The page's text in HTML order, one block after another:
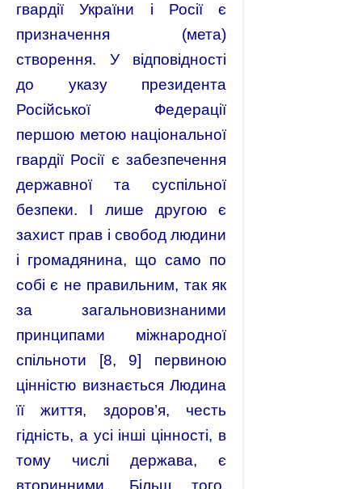
гвардії України і Росії є
призначення (мета)
створення. У відповідності
до указу президента
Російської Федерації
першою метою національної
гвардії Росії є забезпечення
державної та суспільної
безпеки. І лише другою є
захист прав і свобод людини
і громадянина, що само по
собі є не правильним, так як
за загальновизнаними
принципами міжнародної
спільноти [8, 9] первиною
цінністю визнається Людина
її життя, здоров’я, честь
гідність, а усі інші цінності, в
тому числі держава, є